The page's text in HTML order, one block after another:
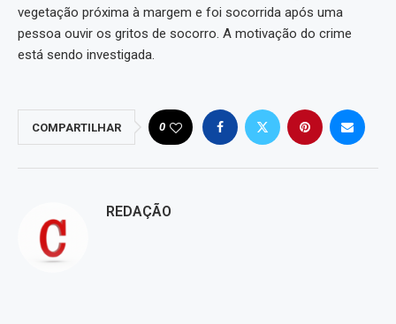
vegetação próxima à margem e foi socorrida após uma
pessoa ouvir os gritos de socorro. A motivação do crime
está sendo investigada.
COMPARTILHAR 0
REDAÇÃO